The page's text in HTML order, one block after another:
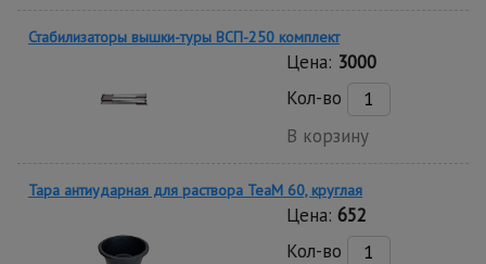
Стабилизаторы вышки-туры ВСП-250 комплект
Цена: 3000
Кол-во
В корзину
Тара антиударная для раствора TeaM 60, круглая
Цена: 652
Кол-во